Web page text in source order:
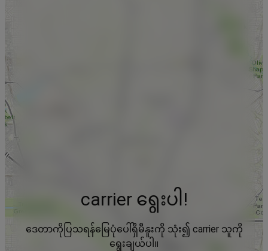
carrier ရွေးပါ!
ဒေတာကိုပြသရန်မြေပုံပေါ်ရှိမီနူးကို သုံး၍ carrier သူကို
ရွေးချယ်ပါ။